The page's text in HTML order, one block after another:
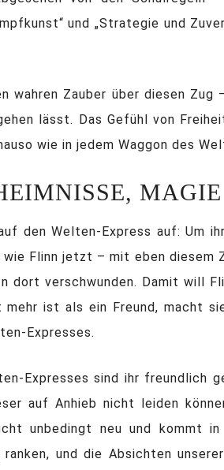
und „Strategie und
wahren Zauber über diesen
lässt. Das Gefühl von
wie in jedem Waggon des
den Welten-Express auf: Um
Flinn jetzt – mit eben diesem
dort verschwunden. Damit will
ist als ein Freund, macht
Expresses.
Expresses sind ihr freundlich
auf Anhieb nicht leiden
unbedingt neu und kommt
und die Absichten